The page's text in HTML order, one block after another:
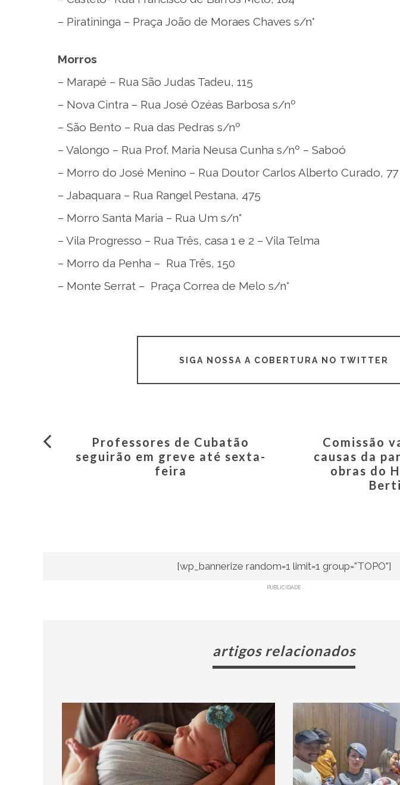
– Piratininga – Praça João de Moraes Chaves s/n°
Morros
– Marapé – Rua São Judas Tadeu, 115
– Nova Cintra – Rua José Ozéas Barbosa s/nº
– São Bento – Rua das Pedras s/nº
– Valongo – Rua Prof. Maria Neusa Cunha s/nº – Saboó
– Morro do José Menino – Rua Doutor Carlos Alberto Curado, 77
– Jabaquara – Rua Rangel Pestana, 475
– Morro Santa Maria – Rua Um s/n°
– Vila Progresso – Rua Três, casa 1 e 2 – Vila Telma
– Morro da Penha – Rua Três, 150
– Monte Serrat – Praça Correa de Melo s/n°
SIGA NOSSA A COBERTURA NO TWITTER
Professores de Cubatão
seguirão em greve até sexta-
feira
Comissão
causas da
obras do
[wp_bannerize random=1 limit=1 group="TOPO"]
PUBLICIDADE
artigos relacionados